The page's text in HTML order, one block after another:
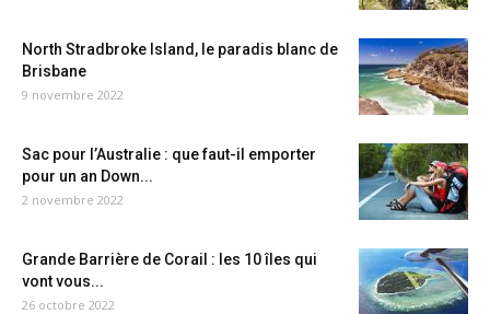
North Stradbroke Island, le paradis blanc de
Brisbane
9 novembre 2022
Sac pour l’Australie : que faut-il emporter
pour un an Down...
2 novembre 2022
Grande Barrière de Corail : les 10 îles qui
vont vous...
26 octobre 2022